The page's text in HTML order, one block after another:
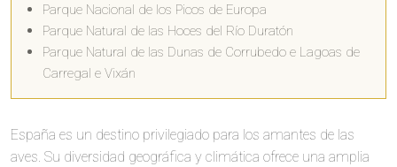
Parque Nacional de los Picos de Europa
Parque Natural de las Hoces del Río Duratón
Parque Natural de las Dunas de Corrubedo e Lagoas de
Carregal e Vixán
España es un destino privilegiado para los amantes de las
aves. Su diversidad geográfica y climática ofrece una amplia